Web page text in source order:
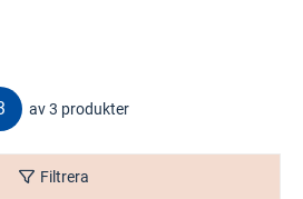
av 3 produkter
Filtrera